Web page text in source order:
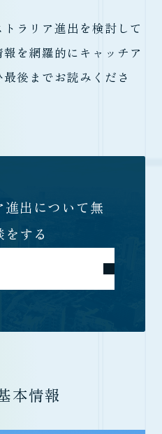
ラリア進出を検討して
を網羅的にキャッチア
後までお読みくださ
進出について無
をする
本情報